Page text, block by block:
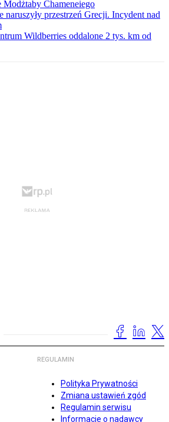
Chameneiego
naruszyły przestrzeń Grecji. Incydent nad
Wildberries oddalone 2 tys. km od
REGULAMIN
Polityka Prywatności
Zmiana ustawień zgód
Regulamin serwisu
Informacje o nadawcy